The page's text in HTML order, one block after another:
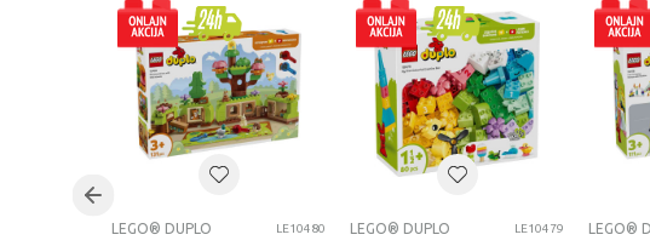
Pol
Uzrast
Kategorija
LEGO® DUPLO LE10480 LEGO® DUPLO LE10479 LEGO®